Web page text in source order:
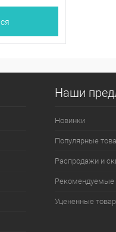
Наши
Новинки
Популярные
Распродажи и
Рекомендуемые
Уцененные